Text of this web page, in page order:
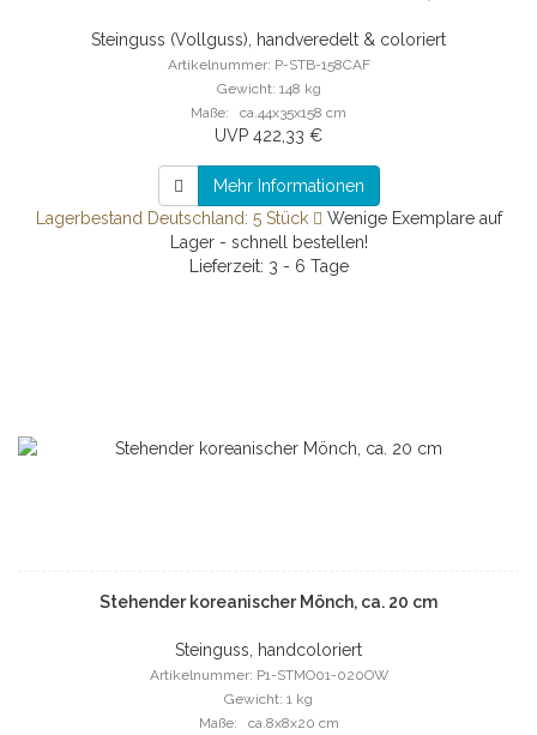
Steinguss (Vollguss), handveredelt & coloriert
Artikelnummer: P-STB-158CAF
Gewicht: 148 kg
Maße: ca.44x35x158 cm
UVP 422,33 €
Mehr Informationen
Lagerbestand Deutschland: 5 Stück
Wenige Exemplare auf
Lager - schnell bestellen!
Lieferzeit: 3 - 6 Tage
Stehender koreanischer Mönch, ca. 20 cm
Steinguss, handcoloriert
Artikelnummer: P1-STMO01-020OW
Gewicht: 1 kg
Maße: ca.8x8x20 cm